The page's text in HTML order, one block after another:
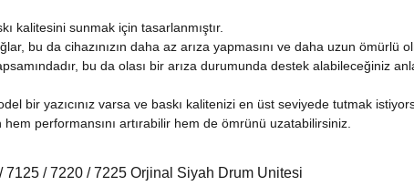
kalitesini sunmak için tasarlanmıştır.
bu da cihazınızın daha az arıza yapmasını ve daha uzun ömürlü
bu da olası bir arıza durumunda destek alabileceğiniz
bir yazıcınız varsa ve baskı kalitenizi en üst seviyede tutmak
performansını artırabilir hem de ömrünü uzatabilirsiniz.
/ 7220 / 7225 Orjinal Siyah Drum Unitesi